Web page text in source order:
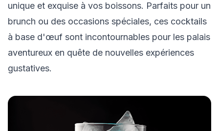
unique et exquise à vos boissons. Parfaits pour un
brunch ou des occasions spéciales, ces cocktails
à base d'œuf sont incontournables pour les palais
aventureux en quête de nouvelles expériences
gustatives.